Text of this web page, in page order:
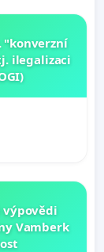
"konverzní
ilegalizaci
Vamberk